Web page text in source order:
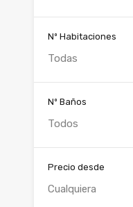
Nº Habitaciones
Todas
Nº Baños
Todos
Precio desde
Cualquiera